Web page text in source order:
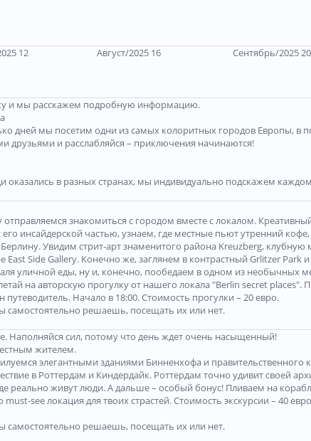
12 Август/2025 16 Сентябрь/2025 20
и мы расскажем подробную информацию.
дней мы посетим одни из самых колоритных городов Европы, в
друзьями и расслабляйся – приключения начинаются!
в разных странах, мы индивидуально подскажем
знакомиться с городом вместе с локалом.
инсайдерской частью, узнаем, где местные пьют утренний
Увидим стрит-арт знаменитого района Kreuzberg,
Side Gallery. Конечно же, заглянем в контрастный Grlitzer Park
уличной еды, ну и, конечно, пообедаем в одном из необычных
на авторскую прогулку от нашего локала "Berlin secret places".
Начало в 18:00. Стоимость прогулки – 20 евро.
самостоятельно решаешь, посещать их или нет.
Наполняйся сил, потому что день ждет очень насыщенный!
жителем.
элегантными зданиями Бинненхофа и правительственного
в Роттердам и Киндердайк. Роттердам точно удивит своей
реально живут люди. А дальше – особый бонус! Пливаем на
see локация для твоих страстей. Стоимость экскурсии – 40
самостоятельно решаешь, посещать их или нет.